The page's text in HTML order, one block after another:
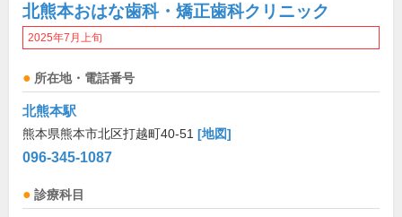
北熊本おはな歯科・矯正歯科クリニック
2025年7月上旬
所在地・電話番号
北熊本駅
熊本県熊本市北区打越町40-51 [地図]
096-345-1087
診療科目